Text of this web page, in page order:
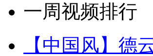
一周视频排行
【中国风】德